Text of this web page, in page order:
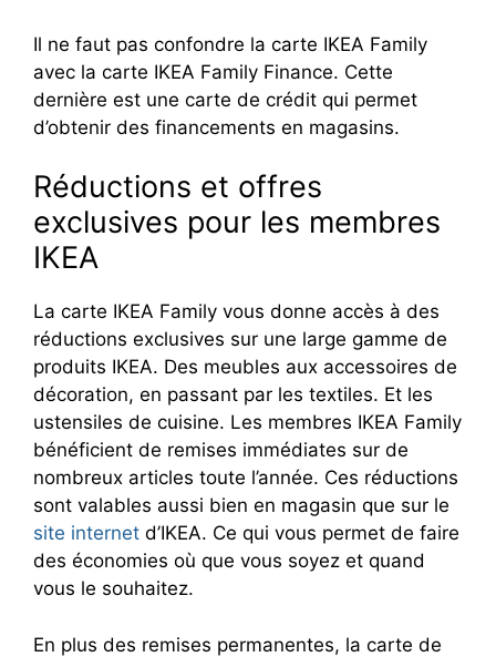
Il ne faut pas confondre la carte IKEA Family
avec la carte IKEA Family Finance. Cette
dernière est une carte de crédit qui permet
d’obtenir des financements en magasins.
Réductions et offres
exclusives pour les membres
IKEA
La carte IKEA Family vous donne accès à des
réductions exclusives sur une large gamme de
produits IKEA. Des meubles aux accessoires de
décoration, en passant par les textiles. Et les
ustensiles de cuisine. Les membres IKEA Family
bénéficient de remises immédiates sur de
nombreux articles toute l’année. Ces réductions
sont valables aussi bien en magasin que sur le
site internet d’IKEA. Ce qui vous permet de faire
des économies où que vous soyez et quand
vous le souhaitez.
En plus des remises permanentes, la carte de